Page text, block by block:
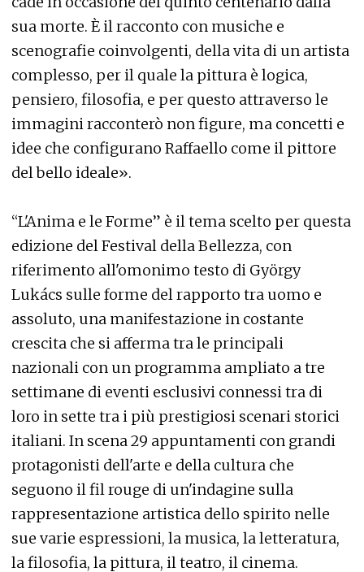
sua morte. È il racconto con musiche e
scenografie coinvolgenti, della vita di un artista
complesso, per il quale la pittura è logica,
pensiero, filosofia, e per questo attraverso le
immagini racconterò non figure, ma concetti e
idee che configurano Raffaello come il pittore
del bello ideale».
“L'Anima e le Forme” è il tema scelto per questa
edizione del Festival della Bellezza, con
riferimento all'omonimo testo di György
Lukács sulle forme del rapporto tra uomo e
assoluto, una manifestazione in costante
crescita che si afferma tra le principali
nazionali con un programma ampliato a tre
settimane di eventi esclusivi connessi tra di
loro in sette tra i più prestigiosi scenari storici
italiani. In scena 29 appuntamenti con grandi
protagonisti dell'arte e della cultura che
seguono il fil rouge di un'indagine sulla
rappresentazione artistica dello spirito nelle
sue varie espressioni, la musica, la letteratura,
la filosofia, la pittura, il teatro, il cinema.